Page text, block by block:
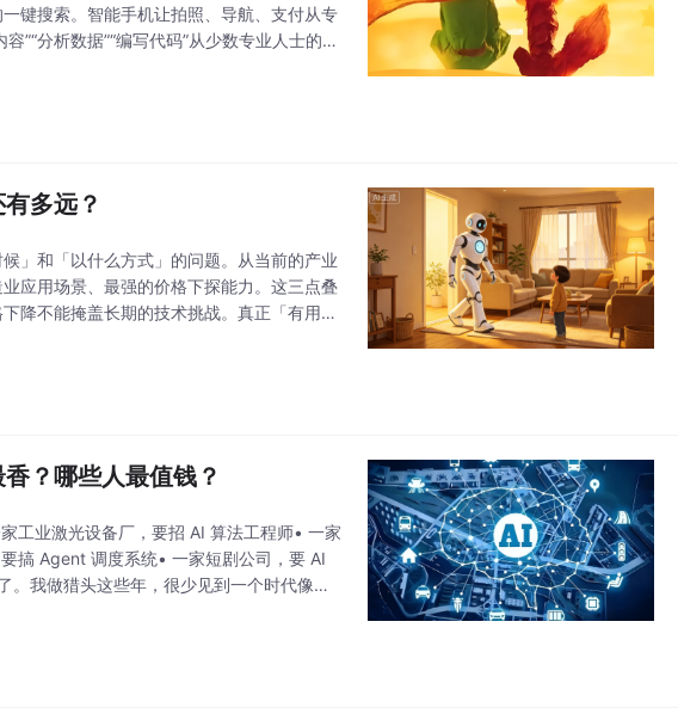
键搜索。智能手机让拍照、导航、支付从专
”“分析数据”“编写代码”从少数专业人士的专
多远？
」和「以什么方式」的问题。从当前的产业
应用场景、最强的价格下探能力。这三点叠
降不能掩盖长期的技术挑战。真正「有用」
？哪些人最值钱？
工业激光设备厂，要招 AI 算法工程师• 一家
搞 Agent 调度系统• 一家短剧公司，要 AI
我做猎头这些年，很少见到一个时代像现